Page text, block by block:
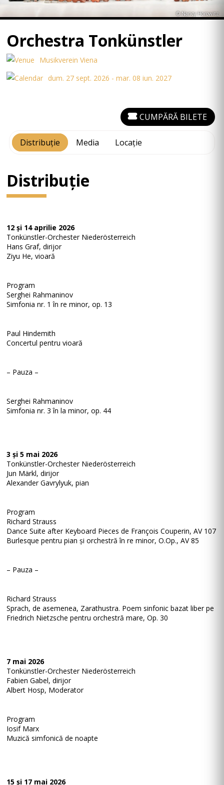
© Nancy Horowitz
Orchestra Tonkünstler
Musikverein Viena
dum. 27 sept. 2026 - mar. 08 iun. 2027
Distribuție Media Locație
CUMPĂRĂ BILETE
Distribuție
12 și 14 aprilie 2026
Tonkünstler-Orchester Niederösterreich
Hans Graf, dirijor
Ziyu He, vioară
Program
Serghei Rahmaninov
Simfonia nr. 1 în re minor, op. 13
Paul Hindemith
Concertul pentru vioară
– Pauza –
Serghei Rahmaninov
Simfonia nr. 3 în la minor, op. 44
3 și 5 mai 2026
Tonkünstler-Orchester Niederösterreich
Jun Märkl, dirijor
Alexander Gavrylyuk, pian
Program
Richard Strauss
Dance Suite after Keyboard Pieces de François Couperin, AV 107
Burlesque pentru pian și orchestră în re minor, O.Op., AV 85
– Pauza –
Richard Strauss
Sprach, de asemenea, Zarathustra. Poem sinfonic bazat liber pe
Friedrich Nietzsche pentru orchestră mare, Op. 30
7 mai 2026
Tonkünstler-Orchester Niederösterreich
Fabien Gabel, dirijor
Albert Hosp, Moderator
Program
Iosif Marx
Muzică simfonică de noapte
15 și 17 mai 2026